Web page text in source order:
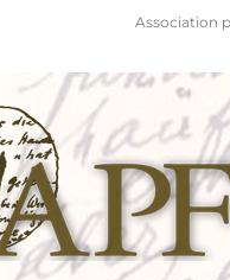
Association